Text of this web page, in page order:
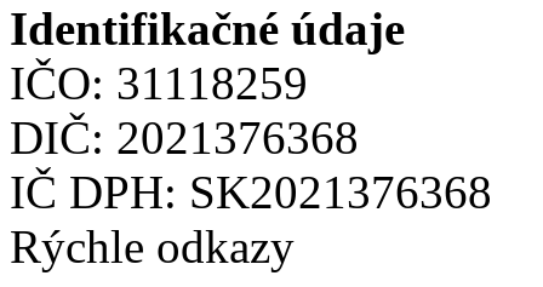
Identifikačné údaje
IČO: 31118259
DIČ: 2021376368
IČ DPH: SK2021376368
Rýchle odkazy